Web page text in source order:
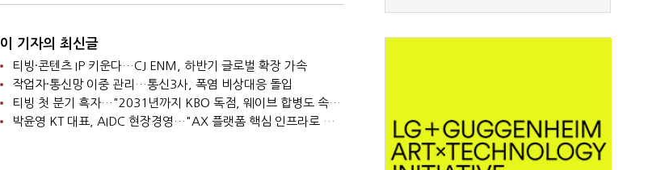
이 기자의 최신글
티빙·콘텐츠 IP 키운다…CJ ENM, 하반기 글로벌 확장 가속
작업자·통신망 이중 관리…통신3사, 폭염 비상대응 돌입
티빙 첫 분기 흑자…"2031년까지 KBO 독점, 웨이브 합병도 속도"
박윤영 KT 대표, AIDC 현장경영…"AX 플랫폼 핵심 인프라로 키운다"